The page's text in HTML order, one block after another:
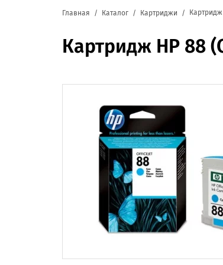
Главная Каталог Картриджи Картридж
Картридж HP 88